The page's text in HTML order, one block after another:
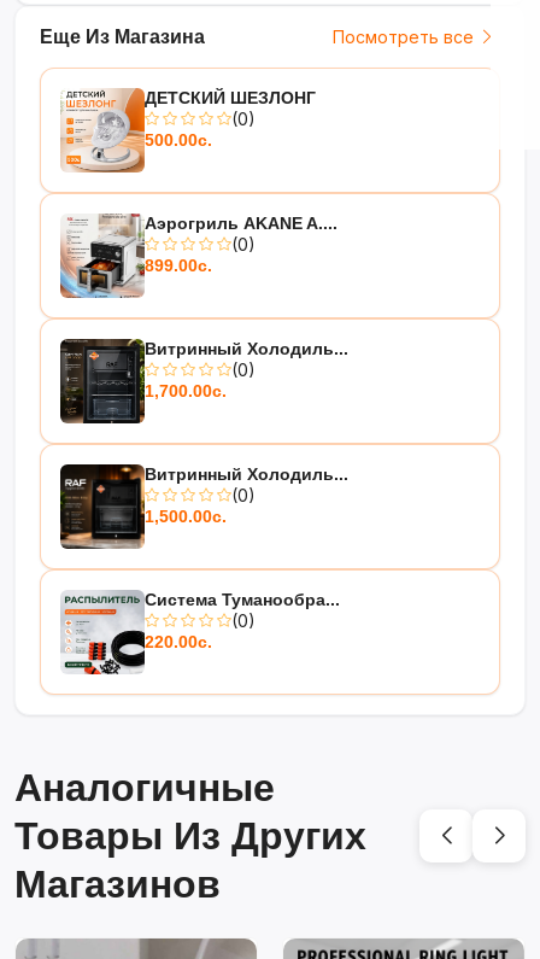
Еще Из Магазина Посмотреть все
ДЕТСКИЙ ШЕЗЛОНГ
(0)
500.00с.
Аэрогриль AKANE A....
(0)
899.00с.
Витринный Холодиль...
(0)
1,700.00с.
Витринный Холодиль...
(0)
1,500.00с.
Система Туманообра...
(0)
220.00с.
Аналогичные
Товары Из Других
Магазинов